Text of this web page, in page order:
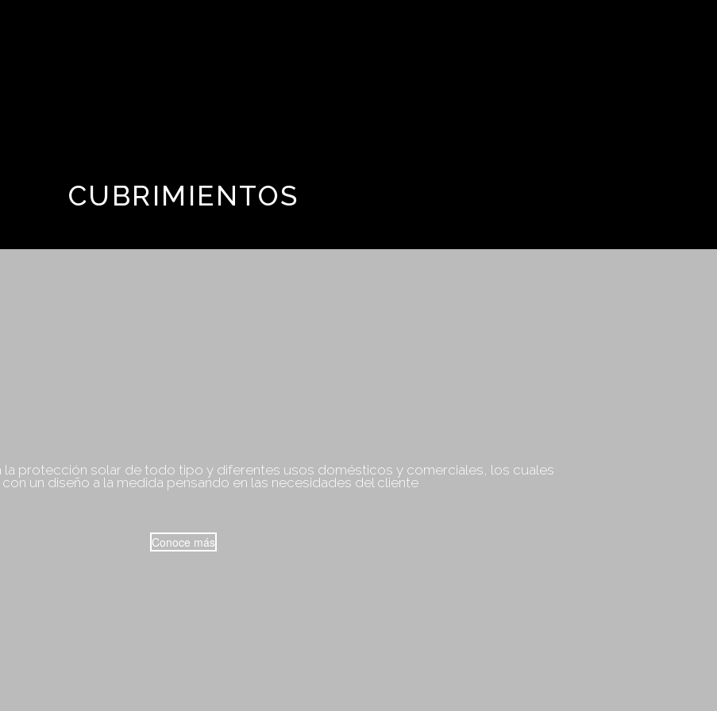
CUBRIMIENTOS
la protección solar de todo tipo y diferentes usos domésticos y comerciales, los cuales
un diseño a la medida pensando en las necesidades del cliente
Conoce más